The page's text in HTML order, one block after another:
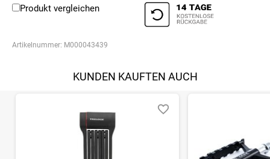
Produkt vergleichen
Artikelnummer: M000043439
KUNDEN KAUFTEN AUCH